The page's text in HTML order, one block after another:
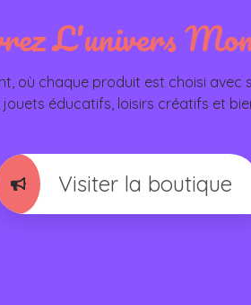
L'univers
où chaque produit est choisi
éducatifs, loisirs créatifs et
Visiter la boutique